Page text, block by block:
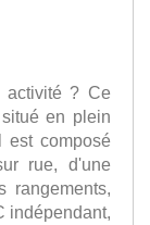
activité ? Ce
en plein
est composé
rue, d'une
rangements,
indépendant,